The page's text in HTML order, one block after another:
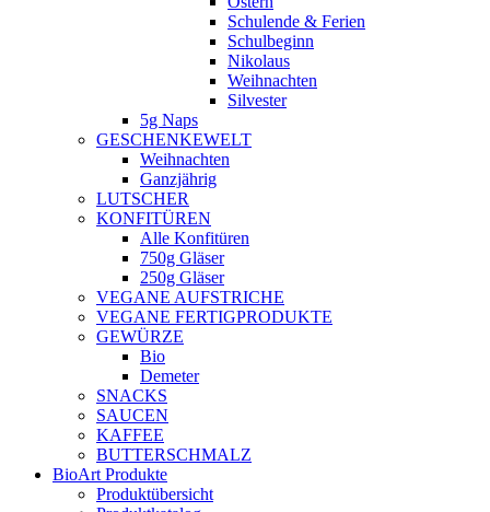
Schulende & Ferien
Schulbeginn
Nikolaus
Weihnachten
Silvester
5g Naps
GESCHENKEWELT
Weihnachten
Ganzjährig
LUTSCHER
KONFITÜREN
Alle Konfitüren
750g Gläser
250g Gläser
VEGANE AUFSTRICHE
VEGANE FERTIGPRODUKTE
GEWÜRZE
Bio
Demeter
SNACKS
SAUCEN
KAFFEE
BUTTERSCHMALZ
BioArt Produkte
Produktübersicht